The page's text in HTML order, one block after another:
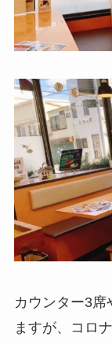
カウンター3
ますが、コロ